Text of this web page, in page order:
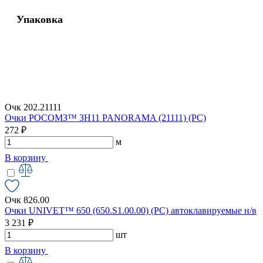
Упаковка
Очк 202.21111
Очки РОСОМЗ™ ЗН11 PANORAMA (21111) (РС)
272 ₽
м
В корзину
Очк 826.00
Очки UNIVET™ 650 (650.S1.00.00) (РС) автоклавируемые н/в
3 231 ₽
шт
В корзину